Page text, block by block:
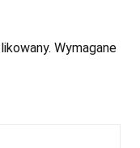
Wymagane